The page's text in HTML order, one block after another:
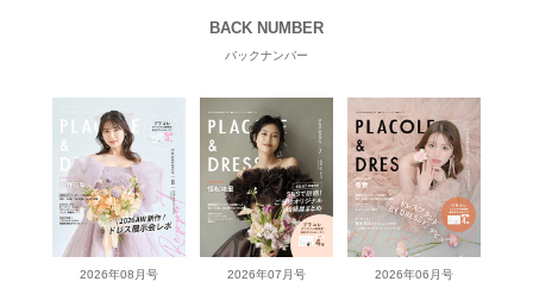
BACK NUMBER
バックナンバー
2026年08月号 2026年07月号 2026年06月号